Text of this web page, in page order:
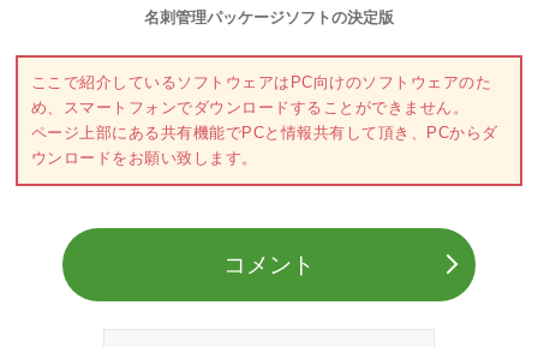
名刺管理パッケージソフトの決定版
ここで紹介しているソフトウェアはPC向けのソフトウェアのた
め、スマートフォンでダウンロードすることができません。
ページ上部にある共有機能でPCと情報共有して頂き、PCからダ
ウンロードをお願い致します。
コメント